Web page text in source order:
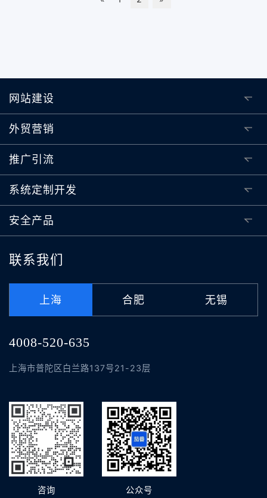
网站建设
外贸营销
推广引流
系统定制开发
安全产品
联系我们
上海 合肥 无锡
4008-520-635
上海市普陀区白兰路137号21-23层
咨询 公众号